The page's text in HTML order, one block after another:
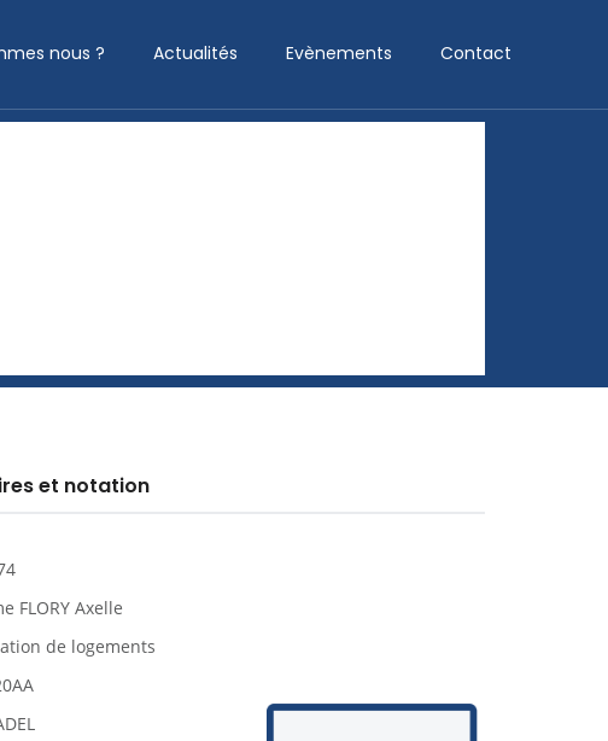
nous ? Actualités Evènements Contact
et notation
FLORY Axelle
de logements